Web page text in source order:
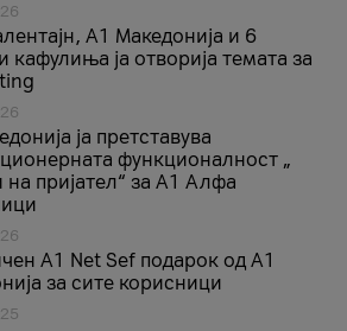
A1 Македонија и 6
кафулиња ја отворија темата за
ја претставува
функционалност „
на пријател“ за А1 Алфа
A1 Net Sеf подарок од А1
за сите корисници